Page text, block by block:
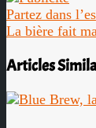
Partez dans
La bière fait
Articles